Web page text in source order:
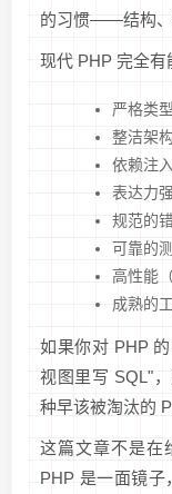
的习惯——结构、
现代 PHP 完全有
严格类
整洁架构
依赖注入
表达力
规范的
可靠的
高性能
成熟的
如果你对 PHP
视图里写 SQL"
种早该被淘汰的
这篇文章不是在
PHP 是一面镜